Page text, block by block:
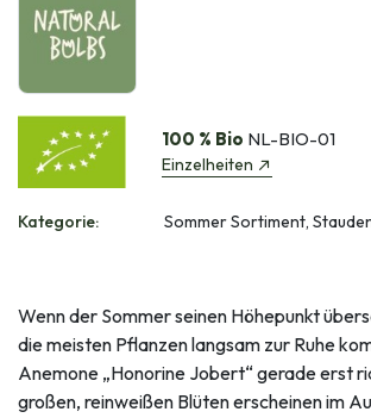
100 % Bio NL-BIO-01
Einzelheiten
Kategorie: Sommer Sortiment,
Wenn der Sommer seinen Höhepunkt
die meisten Pflanzen langsam zur Ruhe
Anemone „Honorine Jobert“ gerade erst
großen, reinweißen Blüten erscheinen im